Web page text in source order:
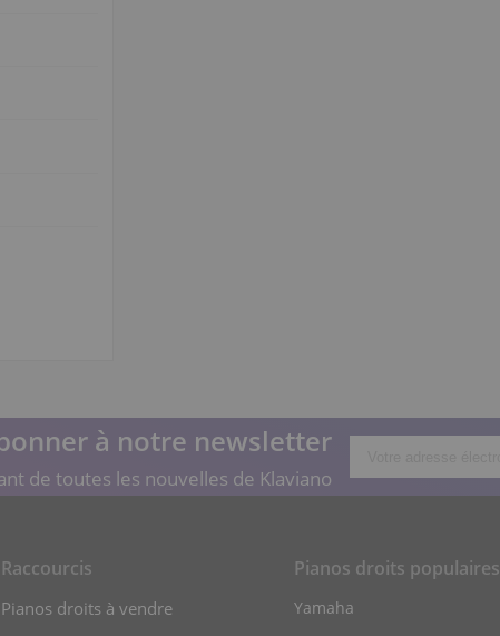
à notre newsletter
de toutes les nouvelles de Klaviano
Raccourcis
Pianos droits à vendre
Pianos droits populaires
Yamaha